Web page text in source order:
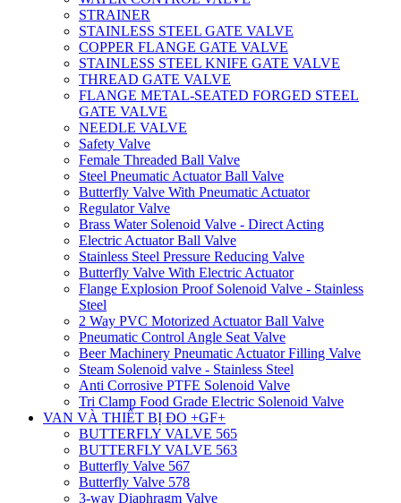
STRAINER
STAINLESS STEEL GATE VALVE
COPPER FLANGE GATE VALVE
STAINLESS STEEL KNIFE GATE VALVE
THREAD GATE VALVE
FLANGE METAL-SEATED FORGED STEEL
GATE VALVE
NEEDLE VALVE
Safety Valve
Female Threaded Ball Valve
Steel Pneumatic Actuator Ball Valve
Butterfly Valve With Pneumatic Actuator
Regulator Valve
Brass Water Solenoid Valve - Direct Acting
Electric Actuator Ball Valve
Stainless Steel Pressure Reducing Valve
Butterfly Valve With Electric Actuator
Flange Explosion Proof Solenoid Valve - Stainless
Steel
2 Way PVC Motorized Actuator Ball Valve
Pneumatic Control Angle Seat Valve
Beer Machinery Pneumatic Actuator Filling Valve
Steam Solenoid valve - Stainless Steel
Anti Corrosive PTFE Solenoid Valve
Tri Clamp Food Grade Electric Solenoid Valve
VAN VÀ THIẾT BỊ ĐO +GF+
BUTTERFLY VALVE 565
BUTTERFLY VALVE 563
Butterfly Valve 567
Butterfly Valve 578
3-way Diaphragm Valve